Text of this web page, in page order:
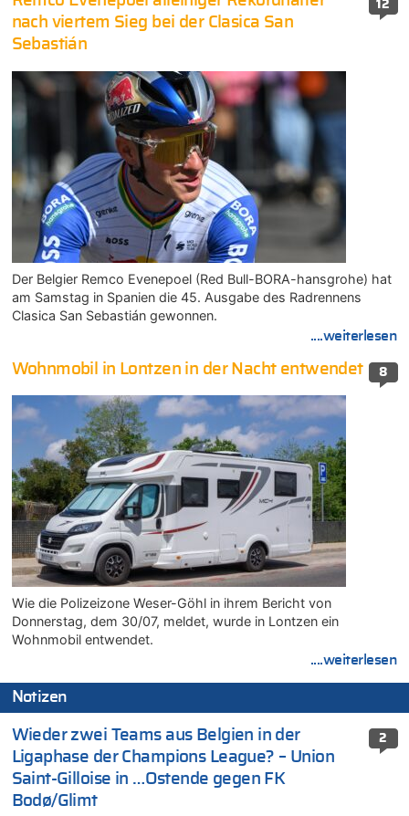
12
nach viertem Sieg bei der Clasica San
Sebastián
Der Belgier Remco Evenepoel (Red Bull-BORA-hansgrohe) hat
am Samstag in Spanien die 45. Ausgabe des Radrennens
Clasica San Sebastián gewonnen.
....weiterlesen
8
Wohnmobil in Lontzen in der Nacht entwendet
Wie die Polizeizone Weser-Göhl in ihrem Bericht von
Donnerstag, dem 30/07, meldet, wurde in Lontzen ein
Wohnmobil entwendet.
....weiterlesen
Notizen
2
Wieder zwei Teams aus Belgien in der
Ligaphase der Champions League? – Union
Saint-Gilloise in …Ostende gegen FK
Bodø/Glimt